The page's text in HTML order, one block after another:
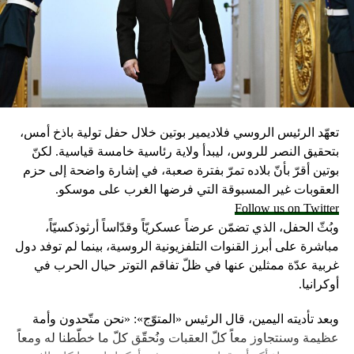
ويدعو القرار لاستخدام سلاح العقوبات ضد النظام الإيراني،
لانتهاكه حقوق الإنسان، كما يطالب الإدارة بالدعوة لعقد جلسات
بمجلس الأمن ومجلس حقوق الإنسان لإدانة انتهاكات إيران
واعتماد آلية لمراقبة تلك الانتهاكات.
وذكرت الخارجية الأميركية أنه من المتوقع أن تقرر إدارة الرئيس
دونالد ترامب ما إذا كانت ستواصل تعليق العقوبات الأميركية
المفروضة على إيران، وفقاً لما نصت عليه الاتفاقية النووية، التي
تم التوصل إليها مع إيران عام 2015.
وتوقعت الخارجية الأميركية أن يصدر قرار بهذا الشأن، الجمعة
المقبلة، مشيرة إلى أن الرئيس ترامب سيلتقي وزيري الخارجية
ريكس تيلرسون والدفاع جيمس ماتيس في البيت الأبيض في
وقت لاحق، قبل صدور هذا القرار.
RELATED TOPICS:
UP
تعهّد الرئيس الروسي فلاديمير بوتين خلال حفل تولية باذخ أمس،
بتحقيق النصر للروس، ليبدأ ولاية رئاسية خامسة قياسية. لكنّ
بوتين أقرّ بأنّ بلاده تمرّ بفترة صعبة، في إشارة واضحة إلى حزم
العقوبات غير المسبوقة التي فرضها الغرب على موسكو.
Follow us on Twitter
وبُثّ الحفل، الذي تضمّن عرضاً عسكريّاً وقدّاساً أرثوذكسيّاً،
مباشرة على أبرز القنوات التلفزيونية الروسية، بينما لم توفد دول
غربية عدّة ممثلين عنها في ظلّ تفاقم التوتر حيال الحرب في
أوكرانيا.
وبعد تأديته اليمين، قال الرئيس «المتوّج»: «نحن متّحدون وأمة
عظيمة وسنتجاوز معاً كلّ العقبات ونُحقّق كلّ ما خطّطنا له ومعاً